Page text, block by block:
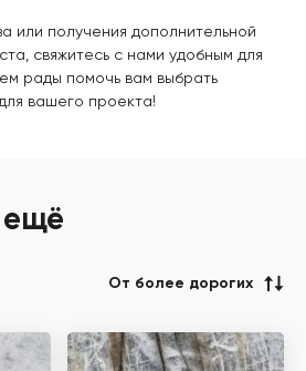
или получения дополнительной
свяжитесь с нами удобным для
рады помочь вам выбрать
вашего проекта!
ещё
От более дорогих